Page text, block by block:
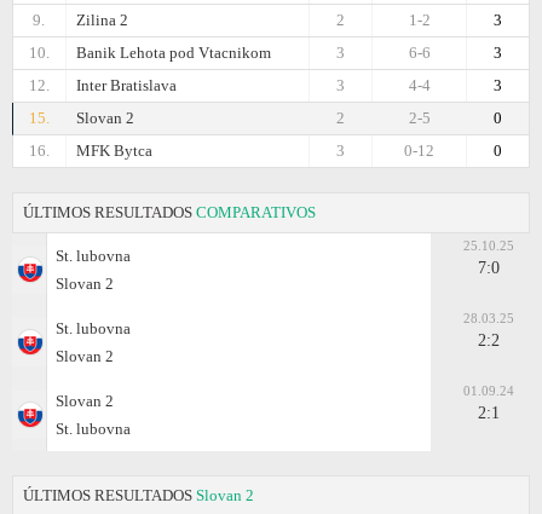
9.
Zilina 2 3
1-2
2
10.
Banik Lehota pod Vtacnikom 3
6-6
3
12.
Inter Bratislava 3
4-4
3
15.
Slovan 2 0
2-5
2
16.
MFK Bytca 0
0-12
3
ÚLTIMOS RESULTADOS COMPARATIVOS
St. lubovna
Slovan 2
25.10.25
7:0
St. lubovna
Slovan 2
28.03.25
2:2
Slovan 2
St. lubovna
01.09.24
2:1
ÚLTIMOS RESULTADOS Slovan 2